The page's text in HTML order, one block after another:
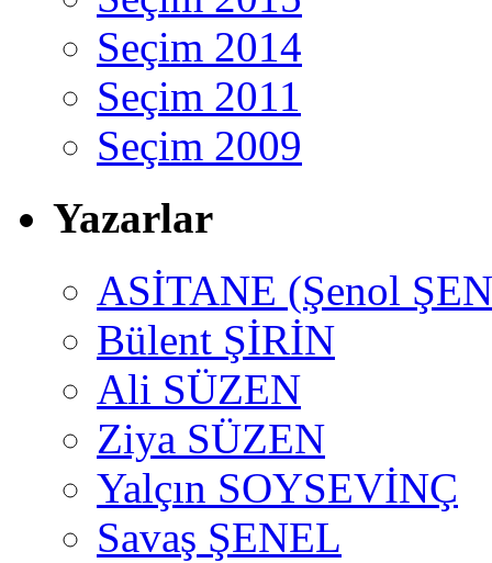
Seçim 2014
Seçim 2011
Seçim 2009
Yazarlar
ASİTANE (Şenol
Bülent ŞİRİN
Ali SÜZEN
Ziya SÜZEN
Yalçın SOYSEVİNÇ
Savaş ŞENEL